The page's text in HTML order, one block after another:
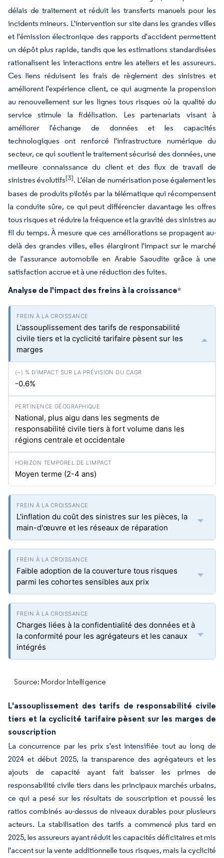
délais de traitement et réduit les transferts manuels pour les
incidents mineurs. L'intervention sur site dans les grandes villes
et l'émission électronique des rapports d'accident permettent
un dépôt plus rapide, tandis que les estimations standardisées
rationalisent les interactions entre les ateliers et les assureurs.
Ces liens réduisent les frais de règlement des sinistres et
améliorent l'expérience client, ce qui augmente la propension
au renouvellement sur les lignes tous risques où la qualité du
service stimule la fidélisation. Les partenariats visant à
améliorer l'échange de données et les capacités
technologiques ont renforcé l'infrastructure numérique du
secteur, ce qui soutient le traitement sécurisé des données, une
meilleure connaissance du client et des flux de travail de
sinistres évolutifs[3]. L'élan de numérisation pose également les
bases de produits pilotés par la télématique qui récompensent
la conduite sûre, ce qui peut différencier davantage les offres
tous risques et réduire la fréquence et la gravité des sinistres au
fil du temps. À mesure que ces améliorations se propagent au-
delà des grandes villes, elles élargiront l'impact sur le marché
de l'assurance automobile en Arabie Saoudite grâce à une
satisfaction accrue et à une réduction des fuites.
Analyse de l'impact des freins à la croissance*
L'assouplissement des tarifs de responsabilité
civile tiers et la cyclicité tarifaire pèsent sur les
marges
-0.6%
National, plus aigu dans les segments de
responsabilité civile tiers à fort volume dans les
régions centrale et occidentale
Moyen terme (2-4 ans)
L'inflation du coût des sinistres sur les pièces, la
main-d'œuvre et les réseaux de réparation
Faible adoption de la couverture tous risques
parmi les cohortes sensibles aux prix
Charges liées à la confidentialité des données et à
la conformité pour les agrégateurs et les canaux
intégrés
Source: Mordor Intelligence
L'assouplissement des tarifs de responsabilité civile
tiers et la cyclicité tarifaire pèsent sur les marges de
souscription
La concurrence par les prix s'est intensifiée tout au long de
2024 et début 2025, la transparence des agrégateurs et les
ajouts de capacité ayant fait baisser les primes de
responsabilité civile tiers dans les principaux marchés urbains,
ce qui a pesé sur les résultats de souscription et poussé les
ratios combinés au-dessus de niveaux durables pour plusieurs
acteurs. La stabilisation des tarifs a commencé plus tard en
2025, les assureurs ayant réduit les capacités déficitaires et mis
l'accent sur la vente additionnelle tous risques, mais la cyclicité